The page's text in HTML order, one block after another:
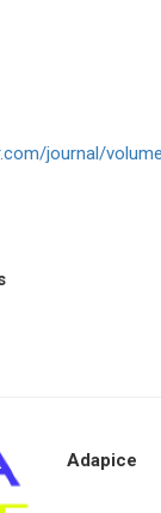
journal/
Adapice